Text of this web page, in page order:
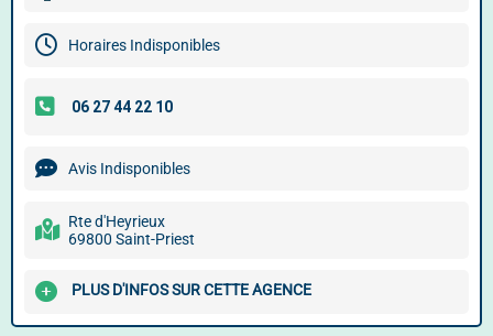
Horaires Indisponibles
Avis Indisponibles
Rte d'Heyrieux
69800 Saint-Priest
PLUS D'INFOS SUR CETTE AGENCE